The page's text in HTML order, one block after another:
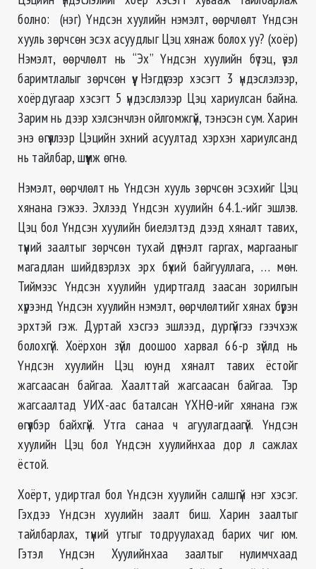
болно: (нэг) Үндсэн хуулийн нэмэлт, өөрчлөлт Үндсэн
хууль зөрчсөн эсэх асуудлыг Цэц хянаж болох уу? (хоёр)
Нэмэлт, өөрчлөлт нь “Эх” Үндсэн хуулийн бүтэц, үзэл
баримтлалыг зөрчсөн үү. Нэгдүгээр хэсэгт 3 үндэслэлээр,
хоёрдугаар хэсэгт 5 үндэслэлээр Цэц хариулсан байна.
Зарим нь дээр хэлсэнчлэн ойлгомжгүй, тэнэсэн сум. Харин
энэ өгүүллээр Цэцийн эхний асуултад хэрхэн хариулсанд
нь тайлбар, шүүмж өгнө.
Нэмэлт, өөрчлөлт нь Үндсэн хууль зөрчсөн эсэхийг Цэц
хянана гэжээ. Эхлээд Үндсэн хуулийн 64.1.-ийг эшлэв.
Цэц бол Үндсэн хуулийн биелэлтэд дээд хяналт тавих,
түүний заалтыг зөрчсөн тухай дүгнэлт гаргах, маргааныг
магадлан шийдвэрлэх эрх бүхий байгууллага, … мөн.
Тиймээс Үндсэн хуулийн удиртгалд заасан зорилгын
хүрээнд Үндсэн хуулийн нэмэлт, өөрчлөлтийг хянах бүрэн
эрхтэй гэж. Дуртай хэсгээ эшлээд, дургүйгээ гээчхэж
болохгүй. Хоёрхон зүйл доошоо харвал 66-р зүйлд нь
Үндсэн хуулийн Цэц юунд хяналт тавих ёстойг
жагсаасан байгаа. Хаалттай жагсаасан байгаа. Тэр
жагсаалтад УИХ-аас баталсан ҮХНӨ-ийг хянана гэж
өгүүлбэр байхгүй. Утга санаа ч агуулагдаагүй. Үндсэн
хуулийн Цэц бол Үндсэн хуулийнхаа дор л сажлах
ёстой.
Хоёрт, удиртгал бол Үндсэн хуулийн салшгүй нэг хэсэг.
Гэхдээ Үндсэн хуулийн заалт биш. Харин заалтыг
тайлбарлах, түүний утгыг тодруулахад барих чиг юм.
Гэтэл Үндсэн Хуулийнхаа заалтыг нулимчхаад